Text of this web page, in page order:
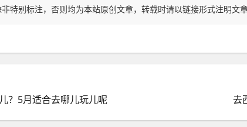
非特别标注，否则均为本站原创文章，转载时请以链接形式注明文章
？5月适合去哪儿玩儿呢 去